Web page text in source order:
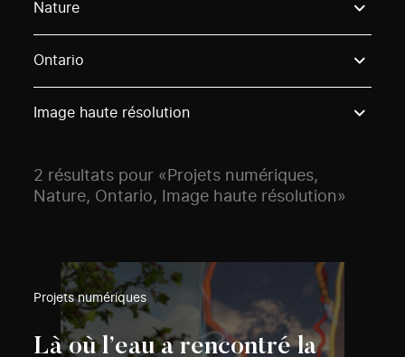
Nature
Ontario
Image haute résolution
2 résultats pour «Projets numériques,
Nature, Ontario, Image haute résolution»
Projets numériques
Là où l’eau a rencontré la